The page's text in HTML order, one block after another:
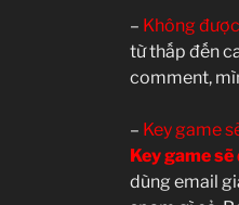
– Không
từ thấp đến
comment,
– Key game
Key game
dùng email